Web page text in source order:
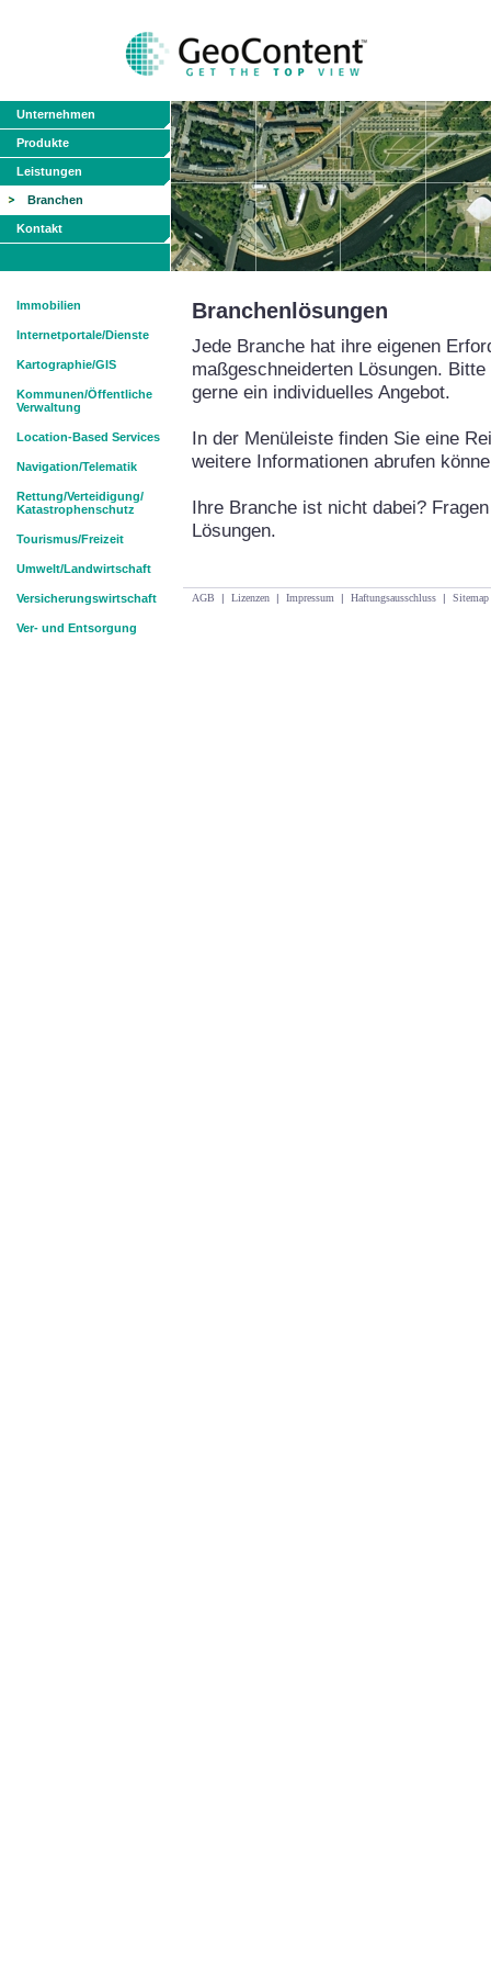
Unternehmen
Produkte
Leistungen
Branchen
Kontakt
Immobilien
Internetportale/Dienste
Kartographie/GIS
Kommunen/Öffentliche
Verwaltung
Location-Based Services
Navigation/Telematik
Rettung/Verteidigung/
Katastrophenschutz
Tourismus/Freizeit
Umwelt/Landwirtschaft
Versicherungswirtschaft
Ver- und Entsorgung
Branchenlösungen
Jede Branche hat ihre eigenen
maßgeschneiderten Lösungen.
gerne ein individuelles Angebot.
In der Menüleiste finden Sie eine
weitere Informationen abrufen
Ihre Branche ist nicht dabei?
Lösungen.
AGB | Lizenzen | Impressum | Haftungsausschluss | Sitemap